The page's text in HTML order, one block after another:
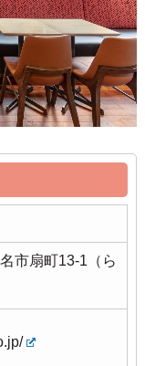
市扇町13-1（ら